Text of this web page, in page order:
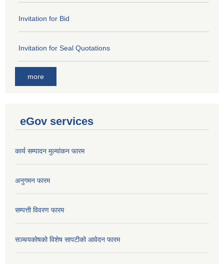
Invitation for Bid
Invitation for Seal Quotations
more
eGov services
कार्य सम्पादन मुल्यांकन फारम
अनुगमन फारम
सम्पत्ती विवरण फारम
सञ्चयकोषको विशेष सापटीको आवेदन फारम